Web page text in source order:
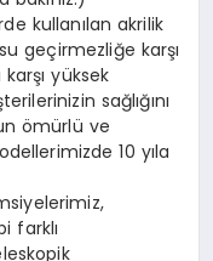
kullanılan akrilik
geçirmezliğe karşı
yüksek
sağlığını
ömürlü ve
10 yıla
farklı